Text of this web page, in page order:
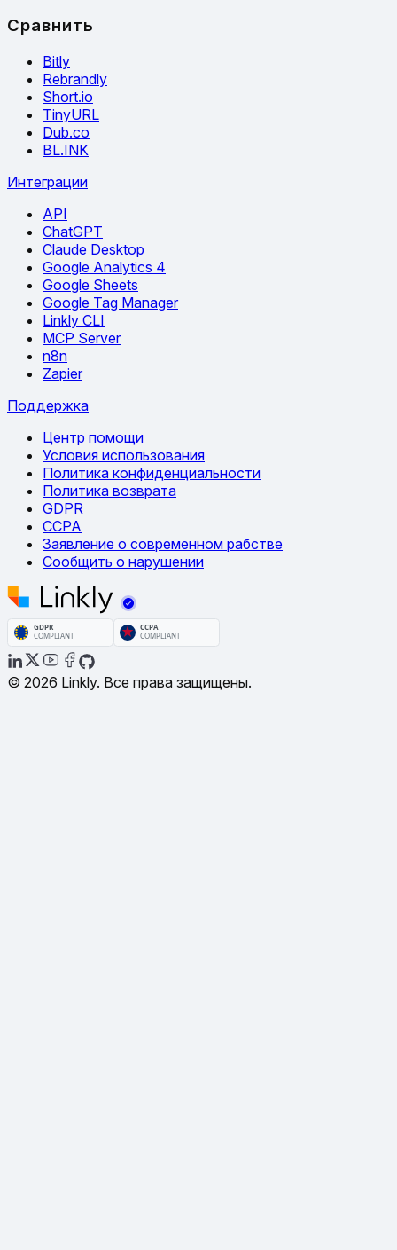
Сравнить
Bitly
Rebrandly
Short.io
TinyURL
Dub.co
BL.INK
Интеграции
API
ChatGPT
Claude Desktop
Google Analytics 4
Google Sheets
Google Tag Manager
Linkly CLI
MCP Server
n8n
Zapier
Поддержка
Центр помощи
Условия использования
Политика конфиденциальности
Политика возврата
GDPR
CCPA
Заявление о современном рабстве
Сообщить о нарушении
© 2026 Linkly. Все права защищены.